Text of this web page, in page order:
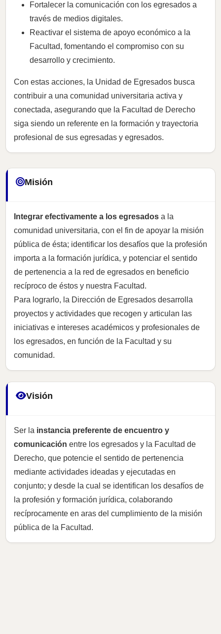
Fortalecer la comunicación con los egresados a
través de medios digitales.
Reactivar el sistema de apoyo económico a la
Facultad, fomentando el compromiso con su
desarrollo y crecimiento.
Con estas acciones, la Unidad de Egresados busca
contribuir a una comunidad universitaria activa y
conectada, asegurando que la Facultad de Derecho
siga siendo un referente en la formación y trayectoria
profesional de sus egresadas y egresados.
Misión
Integrar efectivamente a los egresados a la
comunidad universitaria, con el fin de apoyar la misión
pública de ésta; identificar los desafíos que la profesión
importa a la formación jurídica, y potenciar el sentido
de pertenencia a la red de egresados en beneficio
recíproco de éstos y nuestra Facultad.
Para lograrlo, la Dirección de Egresados desarrolla
proyectos y actividades que recogen y articulan las
iniciativas e intereses académicos y profesionales de
los egresados, en función de la Facultad y su
comunidad.
Visión
Ser la instancia preferente de encuentro y
comunicación entre los egresados y la Facultad de
Derecho, que potencie el sentido de pertenencia
mediante actividades ideadas y ejecutadas en
conjunto; y desde la cual se identifican los desafíos de
la profesión y formación jurídica, colaborando
recíprocamente en aras del cumplimiento de la misión
pública de la Facultad.